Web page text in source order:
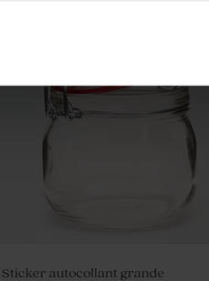
kg (± 1120 ex)
Sticker autocollant grande